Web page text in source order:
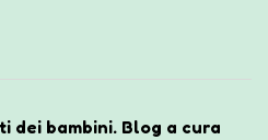
dei bambini. Blog a cura